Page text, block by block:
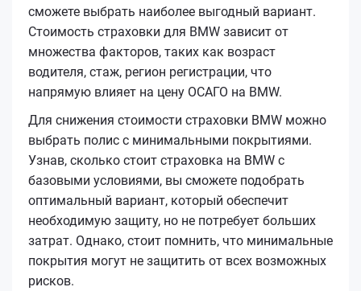
сможете выбрать наиболее выгодный вариант.
Стоимость страховки для BMW зависит от
множества факторов, таких как возраст
водителя, стаж, регион регистрации, что
напрямую влияет на цену ОСАГО на BMW.
Для снижения стоимости страховки BMW можно
выбрать полис с минимальными покрытиями.
Узнав, сколько стоит страховка на BMW с
базовыми условиями, вы сможете подобрать
оптимальный вариант, который обеспечит
необходимую защиту, но не потребует больших
затрат. Однако, стоит помнить, что минимальные
покрытия могут не защитить от всех возможных
рисков.